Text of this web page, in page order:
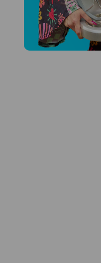
Hlídá ti
k tomu platí.